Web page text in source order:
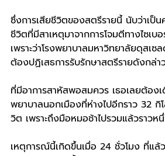
ซึ่งการเสียชีวิตของสตรีรายนี้ นับว่าเป็น
ชีวิตที่มีสาเหตุมาจากการโจมตีทางไซเบ
เพราะว่าโรงพยาบาลมหาวิทยาลัยดุสเซ
ต้องปฏิเสธการรับรักษาสตรีรายดังกล่า
ที่มีอาการสาหัสพอสมควร เธอเลยต้องเ
พยาบาลนอกเมืองที่ห่างไปอีกราว 32 กิ
วิต เพราะถึงมือหมอช้าไปรวมแล้วราวห
เหตุการณ์นี้เกิดขึ้นเมื่อ 24 ชั่วโมง ที่แ